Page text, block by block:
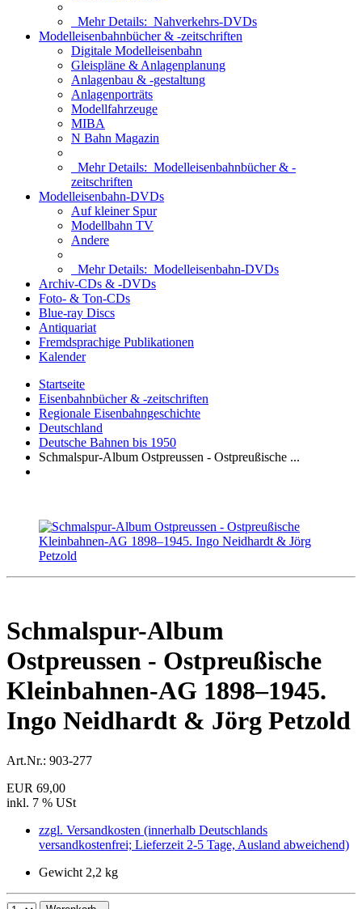
Mehr Details: Nahverkehrs-DVDs
Modelleisenbahnbücher & -zeitschriften
Digitale Modelleisenbahn
Gleispläne & Anlagenplanung
Anlagenbau & -gestaltung
Anlagenporträts
Modellfahrzeuge
MIBA
N Bahn Magazin
Mehr Details: Modelleisenbahnbücher & -
zeitschriften
Modelleisenbahn-DVDs
Auf kleiner Spur
Modellbahn TV
Andere
Mehr Details: Modelleisenbahn-DVDs
Archiv-CDs & -DVDs
Foto- & Ton-CDs
Blue-ray Discs
Antiquariat
Fremdsprachige Publikationen
Kalender
Startseite
Eisenbahnbücher & -zeitschriften
Regionale Eisenbahngeschichte
Deutschland
Deutsche Bahnen bis 1950
Schmalspur-Album Ostpreussen - Ostpreußische ...
Schmalspur-Album
Ostpreussen - Ostpreußische
Kleinbahnen-AG 1898–1945.
Ingo Neidhardt & Jörg Petzold
Art.Nr.: 903-277
EUR 69,00
inkl. 7 % USt
zzgl. Versandkosten (innerhalb Deutschlands
versandkostenfrei; Lieferzeit 2-5 Tage, Ausland abweichend)
Gewicht 2,2 kg